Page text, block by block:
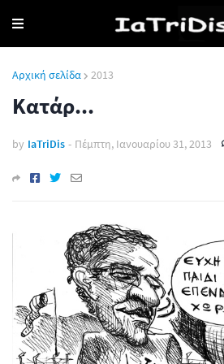
Αρχική σελίδα 2013
Κατάρ...
by IaTriDis - Πέμπτη, Ιανουαρίου 31, 2013